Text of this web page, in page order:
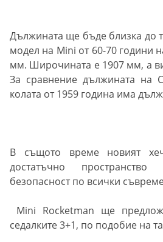
Дължината ще бъде близка до
модел на Mini от 60-70 години
мм. Широчината е 1907 мм, а
За сравнение дължината на
колата от 1959 година има
В същото време новият
достатъчно
безопасност по всички
Mini Rocketman ще
седалките 3+1, по подобие на